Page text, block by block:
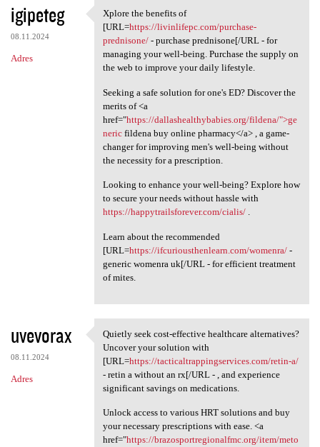
igipeteg
08.11.2024
Adres
Xplore the benefits of [URL
Xplore the benefits of
[URL=https://livinlifepc.com/purchase-
prednisone/- purchase prednisone[/URL - for
managing your well-being. Purchase the supply on
the web to improve your daily lifestyle.
Seeking a safe solution for one's ED? Discover the
merits of <a
href="https://dallashealthybabies.org/fildena/">ge
nericfildena buy online pharmacy</a> , a game-
changer for improving men's well-being without
the necessity for a prescription.
Looking to enhance your well-being? Explore how
to secure your needs without hassle with
https://happytrailsforever.com/cialis/.
Learn about the recommended
[URL=https://ifcuriousthenlearn.com/womenra/-
generic womenra uk[/URL - for efficient treatment
of mites.
uvevorax
08.11.2024
Adres
Quietly seek cost-effective
Quietly seek cost-effective healthcare alternatives?
Uncover your solution with
[URL=https://tacticaltrappingservices.com/retin-a/
- retin a without an rx[/URL - , and experience
significant savings on medications.
Unlock access to various HRT solutions and buy
your necessary prescriptions with ease. <a
href="https://brazosportregionalfmc.org/item/meto